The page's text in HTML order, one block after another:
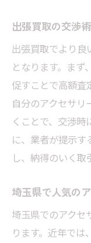
出張買取の交渉
出張買取でより
となります。まず
促すことで高額査
自分のアクセサリ
くことで、交渉時
に、業者が提示
し、納得のいく取
埼玉県で人気の
埼玉県でのアクセ
ります。近年では